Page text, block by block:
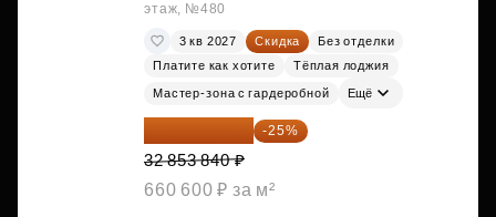
этаж, №480
3 кв 2027 Скидка
Без отделки
Платите как хотите
Тёплая лоджия
Мастер-зона с гардеробной Ещё
24 640 380 ₽ -25%
32 853 840 ₽
660 600 ₽ за м²